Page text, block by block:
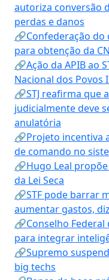
autoriza conversão
perdas e danos
🔗Confederação do
para obtenção da
🔗Ação da APIB ao
Nacional dos Povos
🔗STJ reafirma que
judicialmente deve
anulatória
🔗Projeto incentiva
de comando no
🔗Hugo Leal
da Lei Seca
🔗STF pode barrar
aumentar gastos,
🔗Conselho Federal
para integrar
🔗Supremo
big techs